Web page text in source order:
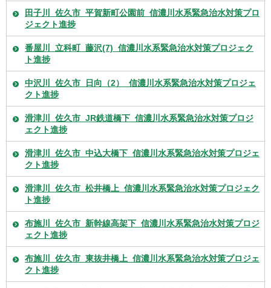
田子川_佐久市_平賀新町公園前_信濃川水系緊急治水対策プロ
ジェクト進捗
番屋川_立科町_藤沢(7)_信濃川水系緊急治水対策プロジェク
ト進捗
中沢川_佐久市_日向（2）_信濃川水系緊急治水対策プロジェ
クト進捗
滑津川_佐久市_JR鉄道橋下_信濃川水系緊急治水対策プロジ
ェクト進捗
滑津川_佐久市_中込大橋下_信濃川水系緊急治水対策プロジェ
クト進捗
滑津川_佐久市_松井橋上_信濃川水系緊急治水対策プロジェク
ト進捗
布施川_佐久市_新幹線高架下_信濃川水系緊急治水対策プロジ
ェクト進捗
布施川_佐久市_東抜井橋上_信濃川水系緊急治水対策プロジェ
クト進捗